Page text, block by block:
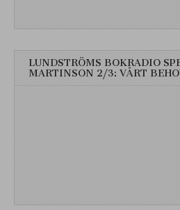
LUNDSTRÖMS BOKRADIO
MARTINSON 2/3: VÅRT